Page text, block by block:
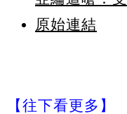
原始連結
【往下看更多】